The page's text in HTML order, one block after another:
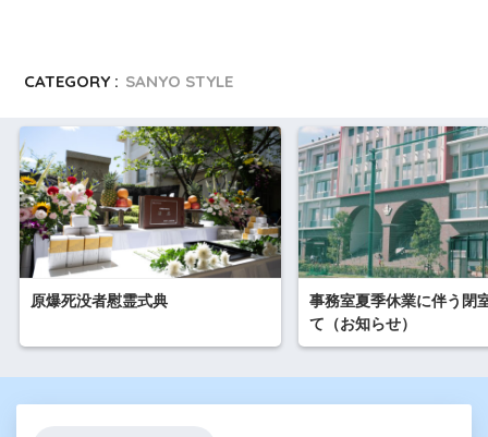
CATEGORY : SANYO STYLE
原爆死没者慰霊式典
事務室夏季休業に伴う閉
て（お知らせ）